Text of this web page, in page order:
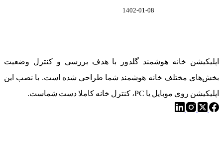
1402-01-08
اپلیکیشن خانه هوشمند گلدور با هدف بررسی و کنترل وضعیت
بخش‌های مختلف خانه هوشمند شما طراحی شده است. با نصب این
اپلیکیشن روی موبایل یا PC، کنترل خانه کاملا دست شماست.